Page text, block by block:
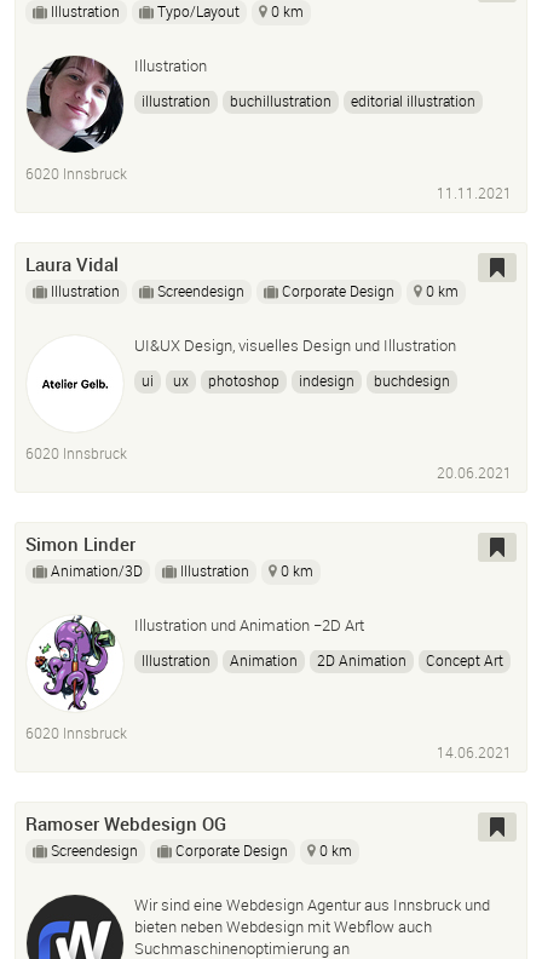
Illustration Typo/Layout 0 km
Illustration
illustration buchillustration
editorial illustration
6020 Innsbruck
11.11.2021
Laura Vidal
Illustration Screendesign Corporate Design 0 km
UI&UX Design, visuelles Design und Illustration
ui ux photoshop indesign
buchdesign
6020 Innsbruck
20.06.2021
Simon Linder
Animation/3D Illustration 0 km
Illustration und Animation −2D Art
Illustration Animation 2D Animation
Concept Art
6020 Innsbruck
14.06.2021
Ramoser Webdesign OG
Screendesign Corporate Design 0 km
Wir sind eine Webdesign Agentur aus Innsbruck und
bieten neben Webdesign mit Webflow auch
Suchmaschinenoptimierung an